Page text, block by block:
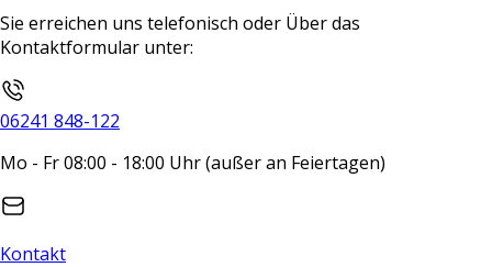
Sie erreichen uns telefonisch oder Über das
Kontaktformular unter:
06241 848-122
Mo - Fr 08:00 - 18:00 Uhr (außer an Feiertagen)
Kontakt